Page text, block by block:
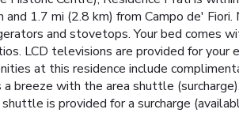
and 1.7 mi (2.8 km) from Campo de'
and stovetops. Your bed comes
LCD televisions are provided for
at this residence include
breeze with the area shuttle
is provided for a surcharge